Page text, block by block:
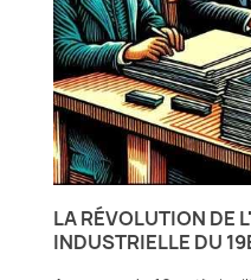
LA RÉVOLUTION DE
INDUSTRIELLE DU